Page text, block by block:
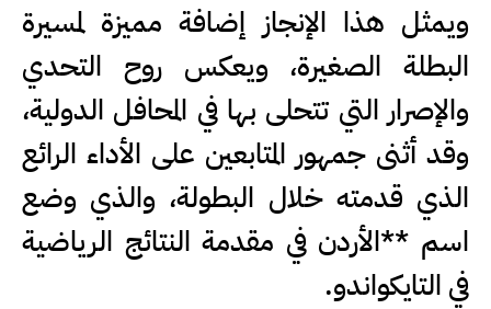
ويمثل هذا الإنجاز إضافة مميزة لمسيرة
البطلة الصغيرة، ويعكس روح التحدي
والإصرار التي تتحلى بها في المحافل الدولية،
وقد أثنى جمهور المتابعين على الأداء الرائع
الذي قدمته خلال البطولة، والذي وضع
اسم **الأردن في مقدمة النتائج الرياضية
في التايكواندو.